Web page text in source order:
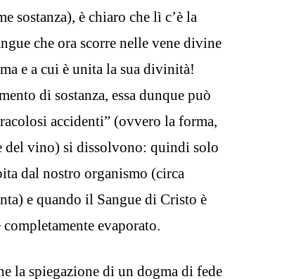
sostanza), è chiaro che lì c’è la
che ora scorre nelle vene divine
e a cui è unita la sua divinità!
di sostanza, essa dunque può
accidenti” (ovvero la forma,
del vino) si dissolvono: quindi solo
dal nostro organismo (circa
e quando il Sangue di Cristo è
evaporato.
la spiegazione di un dogma di fede